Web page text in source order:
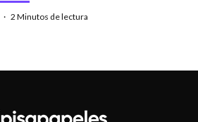
· 2 Minutos de lectura